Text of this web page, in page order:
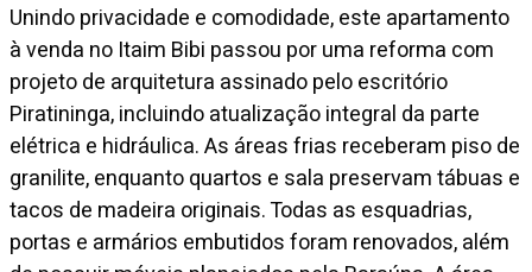
Unindo privacidade e comodidade, este apartamento
à venda no Itaim Bibi passou por uma reforma com
projeto de arquitetura assinado pelo escritório
Piratininga, incluindo atualização integral da parte
elétrica e hidráulica. As áreas frias receberam piso de
granilite, enquanto quartos e sala preservam tábuas e
tacos de madeira originais. Todas as esquadrias,
portas e armários embutidos foram renovados, além